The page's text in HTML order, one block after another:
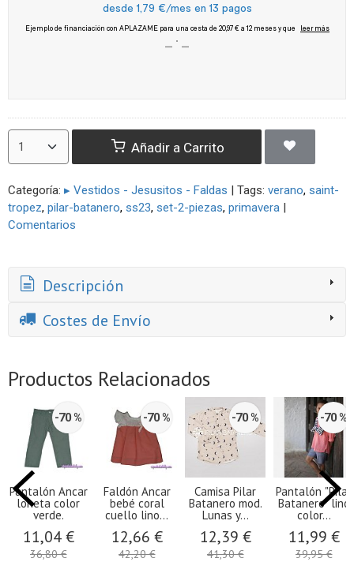
Añadir a Carrito
Categoría: ▸ Vestidos - Jesusitos - Faldas | Tags: verano saint-
tropez pilar-batanero ss23 set-2-piezas primavera |
Comentarios
Descripción
Costes de Envío
Productos Relacionados
-70 %
Pantalón Ancar
loneta color
verde.
11,04 €
36,80 €
-70 %
Faldón Ancar
bebé coral
cuello lino...
12,66 €
42,20 €
-70 %
Camisa Pilar
Batanero mod.
Lunas y...
12,39 €
41,30 €
-70 %
Pantalón "Pilar
Batanero" lino
color...
11,99 €
39,95 €